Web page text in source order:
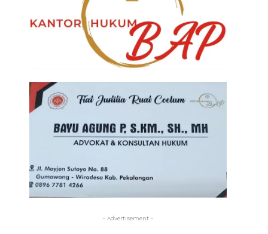
- Advertisement -